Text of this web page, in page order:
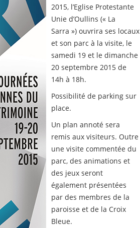
2015, l’Eglise Protestante
Unie d’Oullins (« La
Sarra ») ouvrira ses locaux
et son parc à la visite, le
samedi 19 et le dimanche
20 septembre 2015 de
14h à 18h.
Possibilité de parking sur
place.
Un plan annoté sera
remis aux visiteurs. Outre
une visite commentée du
parc, des animations et
des jeux seront
également présentées
par des membres de la
paroisse et de la Croix
Bleue.